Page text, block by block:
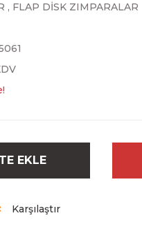
, FLAP DİSK ZIMPARALAR
EKLE
Karşılaştır